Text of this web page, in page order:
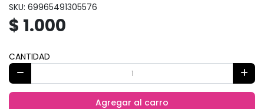
SKU: 69965491305576
$ 1.000
CANTIDAD
Agregar al carro